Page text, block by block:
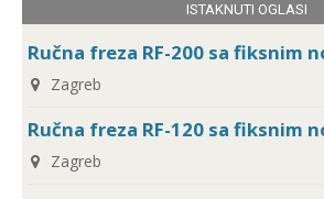
ISTAKNUTI OGLASI
Ručna freza RF-200 sa fiksnim
Zagreb
Ručna freza RF-120 sa fiksnim
Zagreb